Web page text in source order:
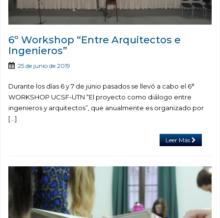
6º Workshop “Entre Arquitectos e
Ingenieros”
25 de junio de 2019
Durante los días 6 y 7 de junio pasados se llevó a cabo el 6°
WORKSHOP UCSF-UTN “El proyecto como diálogo entre
ingenieros y arquitectos”, que anualmente es organizado por
[…]
Leer Más